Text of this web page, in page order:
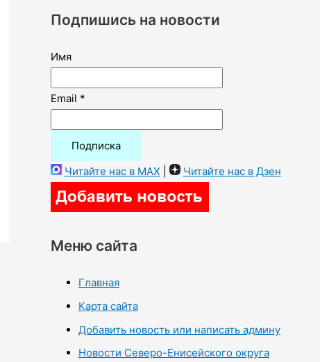
Подпишись на новости
Имя
Email *
Читайте нас в MAX Читайте нас в Дзен
Меню сайта
Главная
Карта сайта
Добавить новость или написать админу
Новости Северо-Енисейского округа